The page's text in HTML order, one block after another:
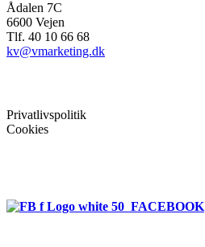
Ådalen 7C
6600 Vejen
Tlf. 40 10 66 68
kv@vmarketing.dk
Privatlivspolitik
Cookies
FACEBOOK